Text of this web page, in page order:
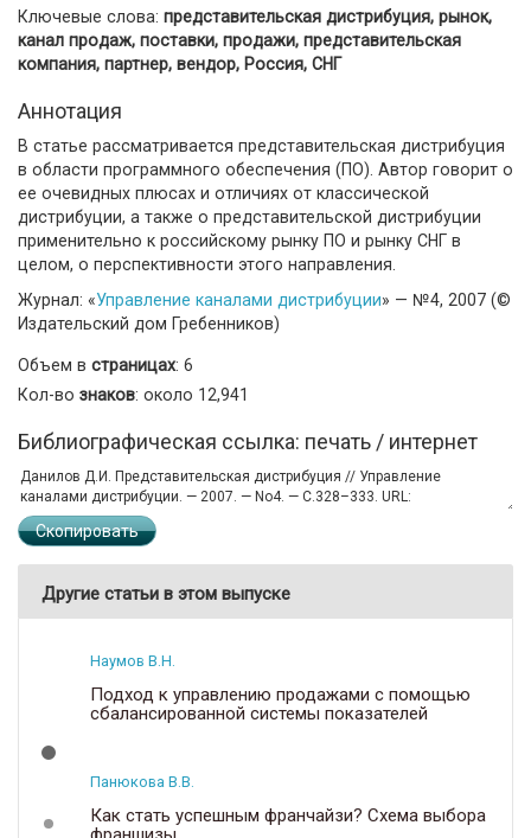
Ключевые слова: представительская дистрибуция, рынок,
канал продаж, поставки, продажи, представительская
компания, партнер, вендор, Россия, СНГ
Аннотация
В статье рассматривается представительская дистрибуция
в области программного обеспечения (ПО). Автор говорит о
ее очевидных плюсах и отличиях от классической
дистрибуции, а также о представительской дистрибуции
применительно к российскому рынку ПО и рынку СНГ в
целом, о перспективности этого направления.
Журнал: «Управление каналами дистрибуции» — №4, 2007 (©
Издательский дом Гребенников)
Объем в страницах: 6
Кол-во знаков: около 12,941
Библиографическая ссылка: печать / интернет
Скопировать
Другие статьи в этом выпуске
Наумов В.Н.
Подход к управлению продажами с помощью
сбалансированной системы показателей
Панюкова В.В.
Как стать успешным франчайзи? Схема выбора